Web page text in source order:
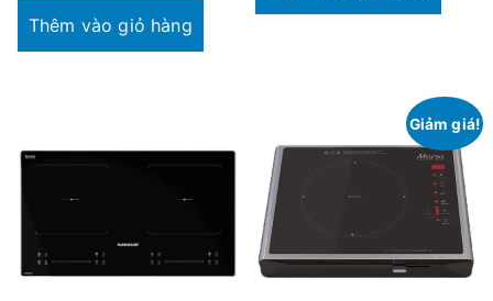
1,330,000₫.
tại
Thêm vào giỏ hàng
Giảm giá!